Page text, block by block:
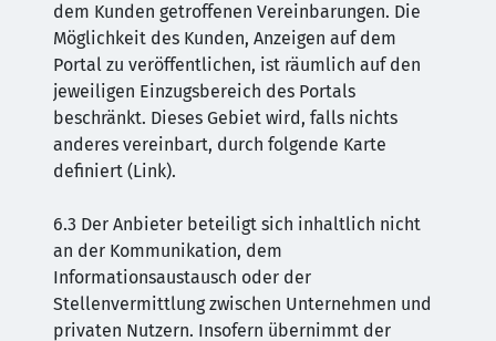
dem Kunden getroffenen Vereinbarungen. Die
Möglichkeit des Kunden, Anzeigen auf dem
Portal zu veröffentlichen, ist räumlich auf den
jeweiligen Einzugsbereich des Portals
beschränkt. Dieses Gebiet wird, falls nichts
anderes vereinbart, durch folgende Karte
definiert (Link).
6.3 Der Anbieter beteiligt sich inhaltlich nicht
an der Kommunikation, dem
Informationsaustausch oder der
Stellenvermittlung zwischen Unternehmen und
privaten Nutzern. Insofern übernimmt der